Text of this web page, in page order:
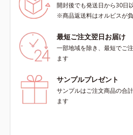
開封後でも発送日から30日
※商品返送料はオルビスが
最短ご注文翌日お届け
一部地域を除き、最短でご
ます
サンプルプレゼント
サンプルはご注文商品の合
ます